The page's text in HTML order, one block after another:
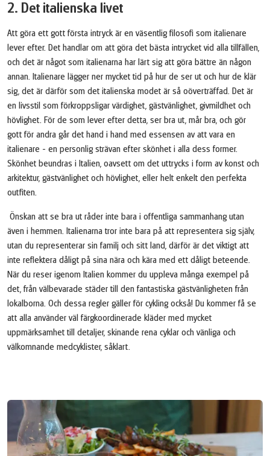
2. Det italienska livet
Att göra ett gott första intryck är en väsentlig filosofi som italienare
lever efter. Det handlar om att göra det bästa intrycket vid alla tillfällen,
och det är något som italienarna har lärt sig att göra bättre än någon
annan. Italienare lägger ner mycket tid på hur de ser ut och hur de klär
sig, det är därför som det italienska modet är så oöverträffad. Det är
en livsstil som förkroppsligar värdighet, gästvänlighet, givmildhet och
hövlighet. För de som lever efter detta, ser bra ut, mår bra, och gör
gott för andra går det hand i hand med essensen av att vara en
italienare - en personlig strävan efter skönhet i alla dess former.
Skönhet beundras i Italien, oavsett om det uttrycks i form av konst och
arkitektur, gästvänlighet och hövlighet, eller helt enkelt den perfekta
outfiten.
Önskan att se bra ut råder inte bara i offentliga sammanhang utan
även i hemmen. Italienarna tror inte bara på att representera sig själv,
utan du representerar sin familj och sitt land, därför är det viktigt att
inte reflektera dåligt på sina nära och kära med ett dåligt beteende.
När du reser igenom Italien kommer du uppleva många exempel på
det, från välbevarade städer till den fantastiska gästvänligheten från
lokalborna. Och dessa regler gäller för cykling också! Du kommer få se
att alla använder väl färgkoordinerade kläder med mycket
uppmärksamhet till detaljer, skinande rena cyklar och vänliga och
välkomnande medcyklister, såklart.